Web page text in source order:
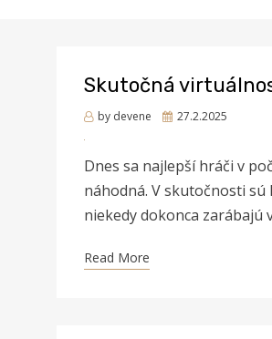
Skutočná
by devene
Posted
27.2.2025
Dnes sa najlepší hráči v
náhodná. V skutočnosti
niekedy dokonca
Read More